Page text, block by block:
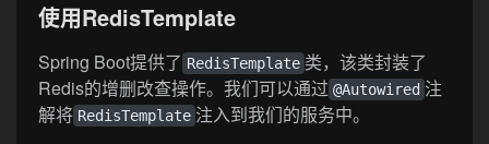
使用RedisTemplate
Spring Boot提供了 RedisTemplate 类，该类封装了
Redis的增删改查操作。我们可以通过 @Autowired 注
解将 RedisTemplate 注入到我们的服务中。